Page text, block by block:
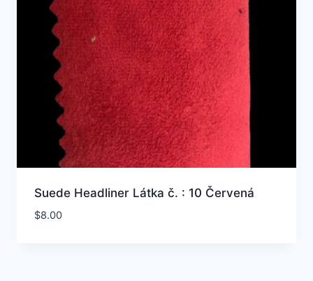
Suede Headliner Látka č. : 10 Červená
$8.00